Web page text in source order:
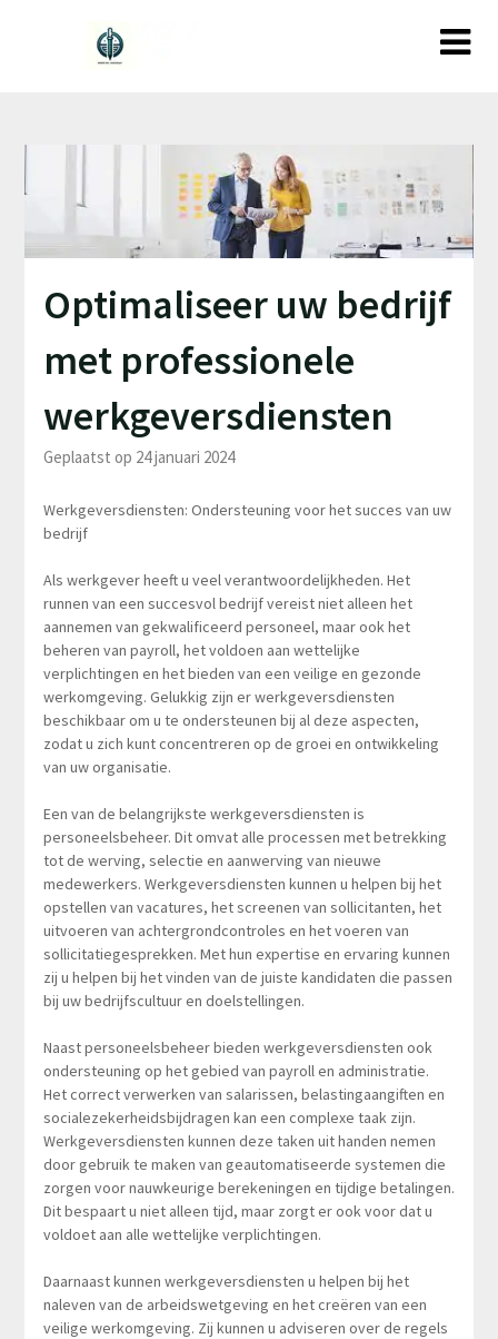
Optimaliseer uw bedrijf
met professionele
werkgeversdiensten
Geplaatst op 24 januari 2024
Werkgeversdiensten: Ondersteuning voor het succes van uw
bedrijf
Als werkgever heeft u veel verantwoordelijkheden. Het
runnen van een succesvol bedrijf vereist niet alleen het
aannemen van gekwalificeerd personeel, maar ook het
beheren van payroll, het voldoen aan wettelijke
verplichtingen en het bieden van een veilige en gezonde
werkomgeving. Gelukkig zijn er werkgeversdiensten
beschikbaar om u te ondersteunen bij al deze aspecten,
zodat u zich kunt concentreren op de groei en ontwikkeling
van uw organisatie.
Een van de belangrijkste werkgeversdiensten is
personeelsbeheer. Dit omvat alle processen met betrekking
tot de werving, selectie en aanwerving van nieuwe
medewerkers. Werkgeversdiensten kunnen u helpen bij het
opstellen van vacatures, het screenen van sollicitanten, het
uitvoeren van achtergrondcontroles en het voeren van
sollicitatiegesprekken. Met hun expertise en ervaring kunnen
zij u helpen bij het vinden van de juiste kandidaten die passen
bij uw bedrijfscultuur en doelstellingen.
Naast personeelsbeheer bieden werkgeversdiensten ook
ondersteuning op het gebied van payroll en administratie.
Het correct verwerken van salarissen, belastingaangiften en
socialezekerheidsbijdragen kan een complexe taak zijn.
Werkgeversdiensten kunnen deze taken uit handen nemen
door gebruik te maken van geautomatiseerde systemen die
zorgen voor nauwkeurige berekeningen en tijdige betalingen.
Dit bespaart u niet alleen tijd, maar zorgt er ook voor dat u
voldoet aan alle wettelijke verplichtingen.
Daarnaast kunnen werkgeversdiensten u helpen bij het
naleven van de arbeidswetgeving en het creëren van een
veilige werkomgeving. Zij kunnen u adviseren over de regels